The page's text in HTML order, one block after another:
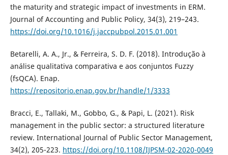
the maturity and strategic impact of investments in ERM.
Journal of Accounting and Public Policy, 34(3), 219–243.
https://doi.org/10.1016/j.jaccpubpol.2015.01.001
Betarelli, A. A., Jr., & Ferreira, S. D. F. (2018). Introdução à
análise qualitativa comparativa e aos conjuntos Fuzzy
(fsQCA). Enap.
https://repositorio.enap.gov.br/handle/1/3333
Bracci, E., Tallaki, M., Gobbo, G., & Papi, L. (2021). Risk
management in the public sector: a structured literature
review. International Journal of Public Sector Management,
34(2), 205-223. https://doi.org/10.1108/IJPSM-02-2020-0049